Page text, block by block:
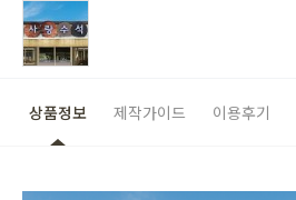
상품정보 제작가이드 이용후기